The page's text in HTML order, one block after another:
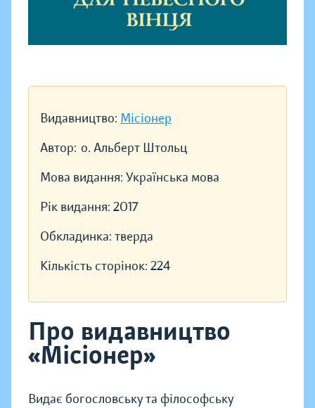
Видавництво: Місіонер
Автор: о. Альберт Штольц
Мова видання: Українська мова
Рік видання: 2017
Обкладинка: тверда
Кількість сторінок: 224
Про видавництво
«Місіонер»
Видає богословську та філософську